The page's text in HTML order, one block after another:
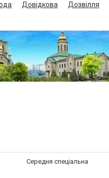
Довідкова Дозвілля
Середня спеціальна